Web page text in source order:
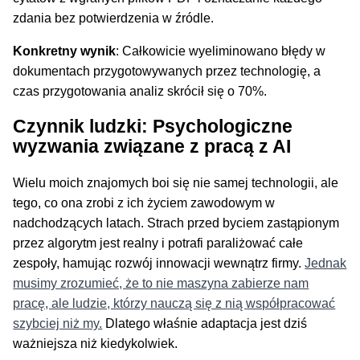
zdania bez potwierdzenia w źródle.
Konkretny wynik: Całkowicie wyeliminowano błędy w
dokumentach przygotowywanych przez technologię, a
czas przygotowania analiz skrócił się o 70%.
Czynnik ludzki: Psychologiczne
wyzwania związane z pracą z AI
Wielu moich znajomych boi się nie samej technologii, ale
tego, co ona zrobi z ich życiem zawodowym w
nadchodzących latach. Strach przed byciem zastąpionym
przez algorytm jest realny i potrafi paraliżować całe
zespoły, hamując rozwój innowacji wewnątrz firmy.Jednak
musimy zrozumieć, że to nie maszyna zabierze nam
pracę, ale ludzie, którzy nauczą się z nią współpracować
szybciej niż my. Dlatego właśnie adaptacja jest dziś
ważniejsza niż kiedykolwiek.